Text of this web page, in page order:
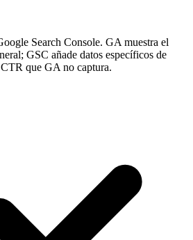
Search Console. GA muestra el
GSC añade datos específicos de
que GA no captura.